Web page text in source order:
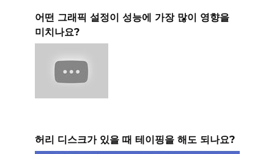
어떤 그래픽 설정이 성능에 가장 많이 영향을
미치나요?
허리 디스크가 있을 때 테이핑을 해도 되나요?